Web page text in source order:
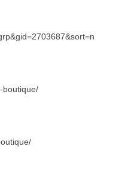
boutique/